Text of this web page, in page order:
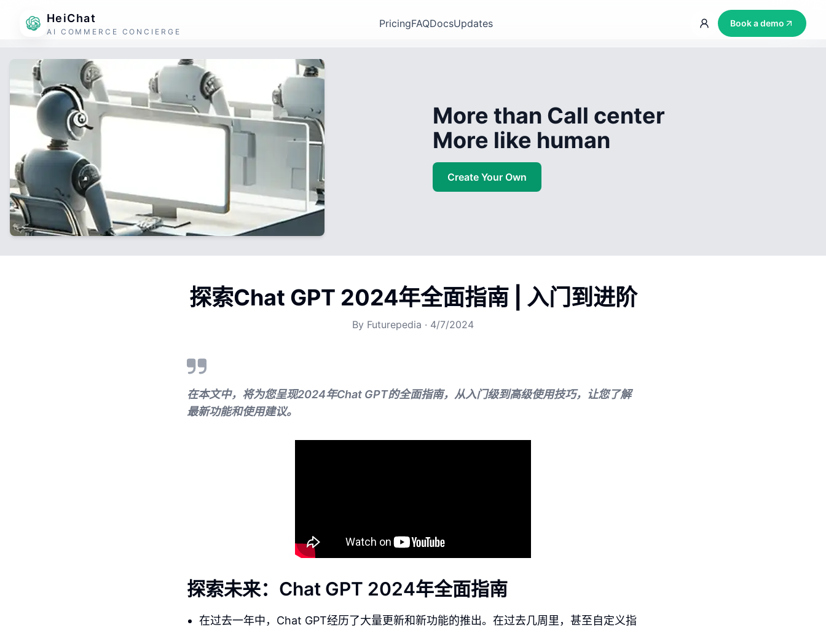
HeiChat
AI COMMERCE CONCIERGE
PricingFAQDocsUpdates Book a demo
More than Call center
More like human
Create Your Own
探索Chat GPT 2024年全面指南 | 入门到进阶
By Futurepedia · 4/7/2024
在本文中，将为您呈现2024年Chat GPT的全面指南，从入门级到高级使用技巧，让您了解
最新功能和使用建议。
探索未来：Chat GPT 2024年全面指南
在过去一年中，Chat GPT经历了大量更新和新功能的推出。在过去几周里，甚至自定义指